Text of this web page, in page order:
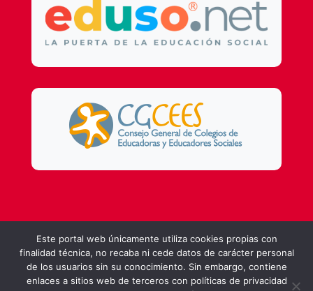
Este portal web únicamente utiliza cookies propias con
finalidad técnica, no recaba ni cede datos de carácter personal
de los usuarios sin su conocimiento. Sin embargo, contiene
enlaces a sitios web de terceros con políticas de privacidad